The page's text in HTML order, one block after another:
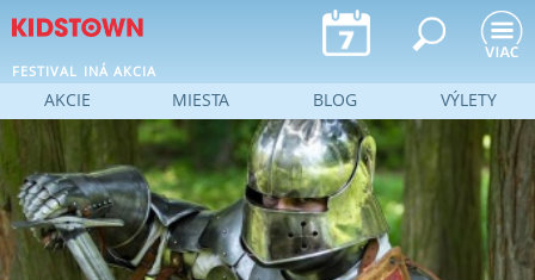
Jump to navigation
FESTIVAL INÁ AKCIA
AKCIE MIESTA BLOG VÝLETY